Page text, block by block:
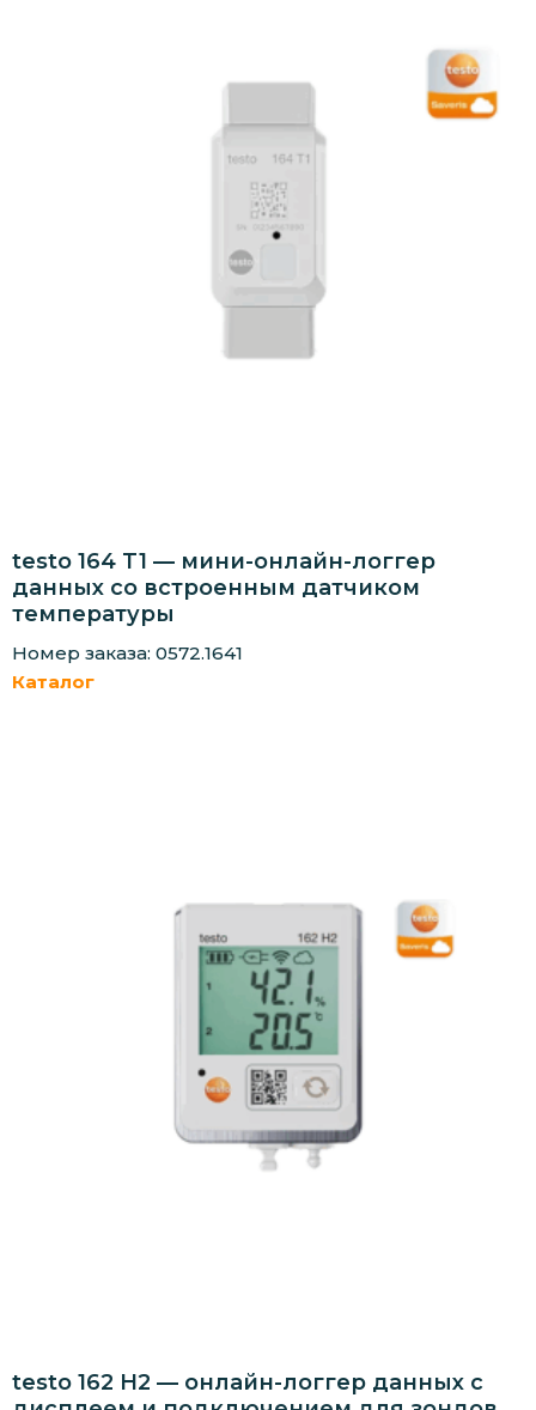
testo 164 T1 — мини-онлайн-логгер
данных со встроенным датчиком
температуры
Номер заказа: 0572.1641
Каталог
testo 162 H2 — онлайн-логгер данных с